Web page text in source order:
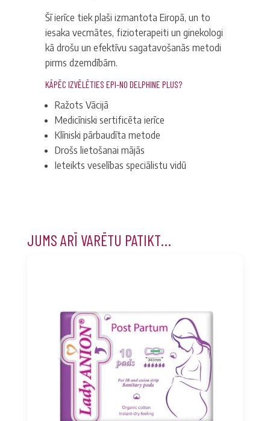
Šī ierīce tiek plaši izmantota Eiropā, un to
iesaka vecmātes, fizioterapeiti un ginekologi
kā drošu un efektīvu sagatavošanās metodi
pirms dzemdībām.
KĀPĒC IZVĒLĒTIES EPI-NO DELPHINE PLUS?
Ražots Vācijā
Medicīniski sertificēta ierīce
Klīniski pārbaudīta metode
Drošs lietošanai mājās
Ieteikts veselības speciālistu vidū
JUMS ARĪ VARĒTU PATIKT…